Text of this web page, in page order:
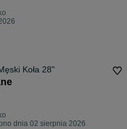
Koła 28"
dnia 02 sierpnia 2026